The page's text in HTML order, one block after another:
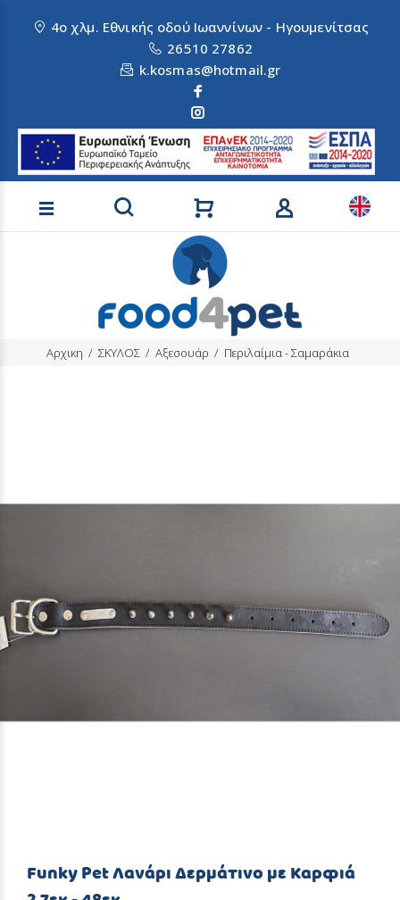
4ο χλμ. Εθνικής οδού Ιωαννίνων - Ηγουμενίτσας
26510 27862
k.kosmas@hotmail.gr
Αναζήτηση προϊόντων
Αρχικη ΣΚΥΛΟΣ Αξεσουάρ Περιλαίμια - Σαμαράκια
Funky Pet Λανάρι Δερμάτινο με Καρφιά